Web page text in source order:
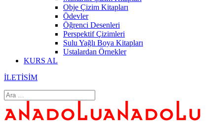
Obje Çizim Kitapları
Ödevler
Öğrenci Desenleri
Perspektif Çizimleri
Sulu Yağlı Boya Kitapları
Ustalardan Örnekler
KURS AL
İLETİSİM